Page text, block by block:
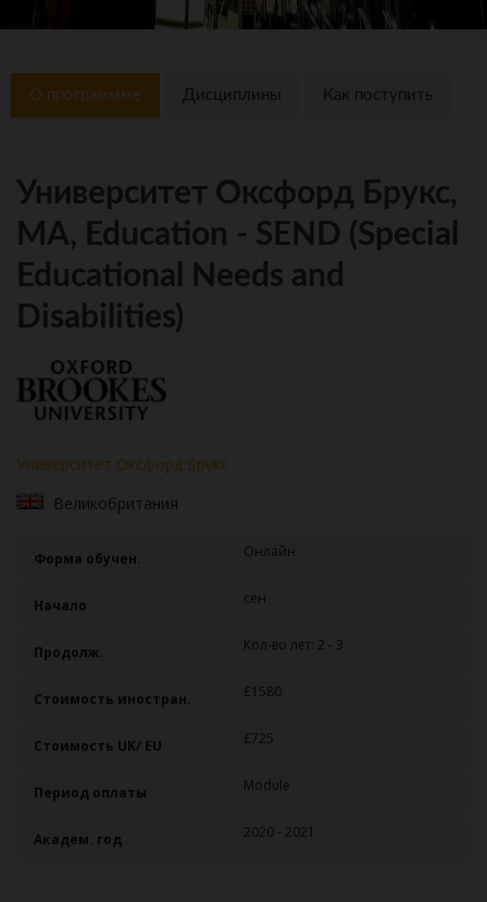
О программме Дисциплины Как поступить
Университет Оксфорд Брукс,
MA, Education - SEND (Special
Educational Needs and
Disabilities)
Университет Оксфорд Брукс
Великобритания
Форма обучен. Онлайн
Начало сен
Продолж. Кол-во лет: 2 - 3
Стоимость иностран. £1580
Стоимость UK/ EU £725
Период оплаты Module
Академ. год 2020 - 2021